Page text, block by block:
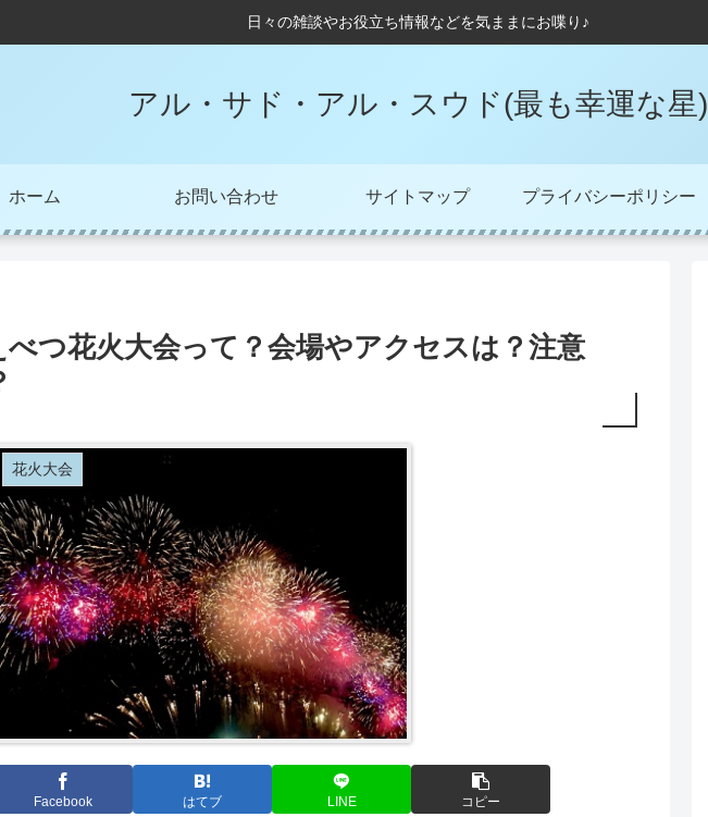
日々の雑談やお役立ち情報などを気ままにお喋り♪
アル・サド・アル・スウド(最も幸運な星)
ホーム お問い合わせ サイトマップ プライバシーポリシー
べつ花火大会って？会場やアクセスは？注意
花火大会
Facebook はてブ LINE コピー